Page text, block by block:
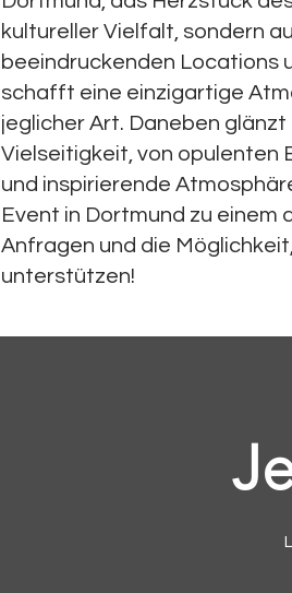
kultureller Vielfalt, sondern
beeindruckenden Locations
schafft eine einzigartige
jeglicher Art. Daneben
Vielseitigkeit, von opulenten
und inspirierende
Event in Dortmund zu einem
Anfragen und die
unterstützen!